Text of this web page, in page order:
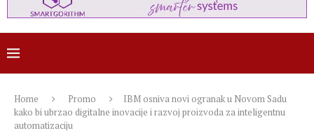
Home Promo
IBM osniva novi ogranak u Novom Sadu
kako bi ubrzao digitalne inovacije i razvoj proizvoda za inteligentnu
automatizaciju